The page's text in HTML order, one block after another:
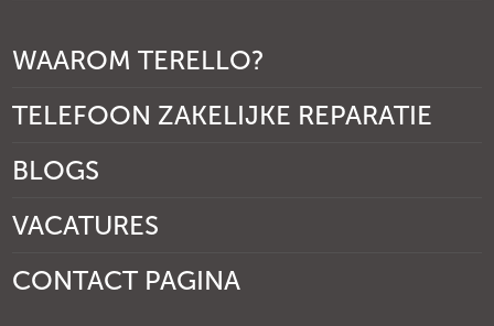
WAAROM TERELLO?
TELEFOON ZAKELIJKE REPARATIE
BLOGS
VACATURES
CONTACT PAGINA